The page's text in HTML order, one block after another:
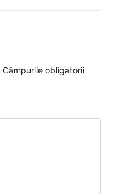
Câmpurile obligatorii